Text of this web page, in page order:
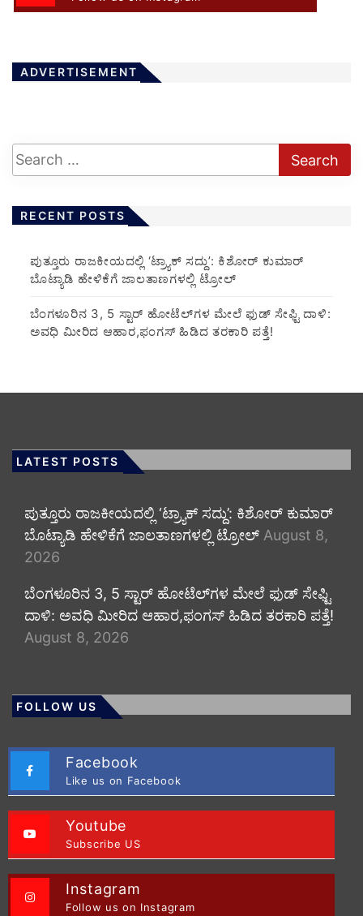
ADVERTISEMENT
RECENT POSTS
ಪುತ್ತೂರು ರಾಜಕೀಯದಲ್ಲಿ ‘ಟ್ರ್ಯಾಕ್ ಸದ್ದು’: ಕಿಶೋರ್ ಕುಮಾರ್
ಬೊಟ್ಯಾಡಿ ಹೇಳಿಕೆಗೆ ಜಾಲತಾಣಗಳಲ್ಲಿ ಟ್ರೋಲ್
​ಬೆಂಗಳೂರಿನ 3, 5 ಸ್ಟಾರ್ ಹೋಟೆಲ್‌ಗಳ ಮೇಲೆ ಫುಡ್ ಸೇಫ್ಟಿ ದಾಳಿ:
ಅವಧಿ ಮೀರಿದ ಆಹಾರ,ಫಂಗಸ್ ಹಿಡಿದ ತರಕಾರಿ ಪತ್ತೆ!
LATEST POSTS
ಪುತ್ತೂರು ರಾಜಕೀಯದಲ್ಲಿ ‘ಟ್ರ್ಯಾಕ್ ಸದ್ದು’: ಕಿಶೋರ್ ಕುಮಾರ್
ಬೊಟ್ಯಾಡಿ ಹೇಳಿಕೆಗೆ ಜಾಲತಾಣಗಳಲ್ಲಿ ಟ್ರೋಲ್ August 8,
2026
​ಬೆಂಗಳೂರಿನ 3, 5 ಸ್ಟಾರ್ ಹೋಟೆಲ್‌ಗಳ ಮೇಲೆ ಫುಡ್ ಸೇಫ್ಟಿ
ದಾಳಿ: ಅವಧಿ ಮೀರಿದ ಆಹಾರ,ಫಂಗಸ್ ಹಿಡಿದ ತರಕಾರಿ ಪತ್ತೆ!
August 8, 2026
FOLLOW US
Facebook
Like us on Facebook
Youtube
Subscribe US
Instagram
Follow us on Instagram